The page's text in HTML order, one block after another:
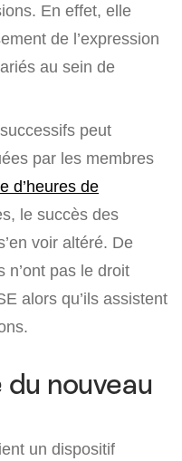
En effet, elle
de l’expression
au sein de
peut
par les membres
d’heures de
le succès des
voir altéré. De
n’ont pas le droit
alors qu’ils assistent
nouveau
un dispositif